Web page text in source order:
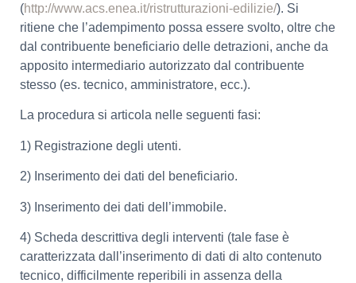
(http://www.acs.enea.it/ristrutturazioni-edilizie/). Si
ritiene che l’adempimento possa essere svolto, oltre che
dal contribuente beneficiario delle detrazioni, anche da
apposito intermediario autorizzato dal contribuente
stesso (es. tecnico, amministratore, ecc.).
La procedura si articola nelle seguenti fasi:
1) Registrazione degli utenti.
2) Inserimento dei dati del beneficiario.
3) Inserimento dei dati dell’immobile.
4) Scheda descrittiva degli interventi (tale fase è
caratterizzata dall’inserimento di dati di alto contenuto
tecnico, difficilmente reperibili in assenza della